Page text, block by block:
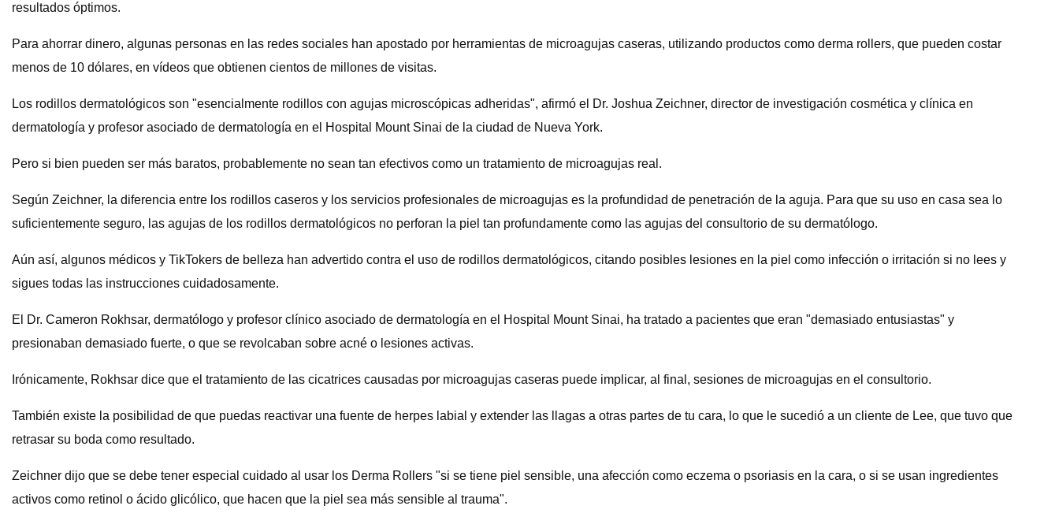
resultados óptimos.
Para ahorrar dinero, algunas personas en las redes sociales han apostado por herramientas de microagujas caseras, utilizando productos como derma rollers, que pueden costar
menos de 10 dólares, en vídeos que obtienen cientos de millones de visitas.
Los rodillos dermatológicos son "esencialmente rodillos con agujas microscópicas adheridas", afirmó el Dr. Joshua Zeichner, director de investigación cosmética y clínica en
dermatología y profesor asociado de dermatología en el Hospital Mount Sinai de la ciudad de Nueva York.
Pero si bien pueden ser más baratos, probablemente no sean tan efectivos como un tratamiento de microagujas real.
Según Zeichner, la diferencia entre los rodillos caseros y los servicios profesionales de microagujas es la profundidad de penetración de la aguja. Para que su uso en casa sea lo
suficientemente seguro, las agujas de los rodillos dermatológicos no perforan la piel tan profundamente como las agujas del consultorio de su dermatólogo.
Aún así, algunos médicos y TikTokers de belleza han advertido contra el uso de rodillos dermatológicos, citando posibles lesiones en la piel como infección o irritación si no lees y
sigues todas las instrucciones cuidadosamente.
El Dr. Cameron Rokhsar, dermatólogo y profesor clínico asociado de dermatología en el Hospital Mount Sinai, ha tratado a pacientes que eran "demasiado entusiastas" y
presionaban demasiado fuerte, o que se revolcaban sobre acné o lesiones activas.
Irónicamente, Rokhsar dice que el tratamiento de las cicatrices causadas por microagujas caseras puede implicar, al final, sesiones de microagujas en el consultorio.
También existe la posibilidad de que puedas reactivar una fuente de herpes labial y extender las llagas a otras partes de tu cara, lo que le sucedió a un cliente de Lee, que tuvo que
retrasar su boda como resultado.
Zeichner dijo que se debe tener especial cuidado al usar los Derma Rollers "si se tiene piel sensible, una afección como eczema o psoriasis en la cara, o si se usan ingredientes
activos como retinol o ácido glicólico, que hacen que la piel sea más sensible al trauma".